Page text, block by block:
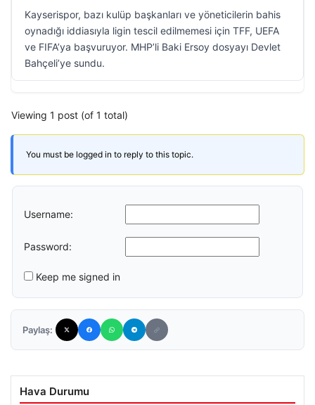
Kayserispor, bazı kulüp başkanları ve yöneticilerin bahis
oynadığı iddiasıyla ligin tescil edilmemesi için TFF, UEFA
ve FIFA’ya başvuruyor. MHP’li Baki Ersoy dosyayı Devlet
Bahçeli’ye sundu.
Viewing 1 post (of 1 total)
You must be logged in to reply to this topic.
Username:
Password:
Keep me signed in
Paylaş:
Hava Durumu